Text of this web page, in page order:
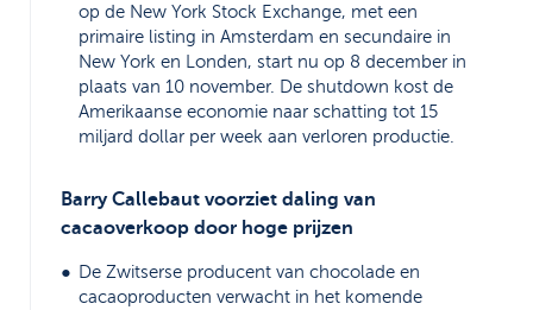
op de New York Stock Exchange, met een
primaire listing in Amsterdam en secundaire in
New York en Londen, start nu op 8 december in
plaats van 10 november. De shutdown kost de
Amerikaanse economie naar schatting tot 15
miljard dollar per week aan verloren productie.
Barry Callebaut voorziet daling van
cacaoverkoop door hoge prijzen
De Zwitserse producent van chocolade en
cacaoproducten verwacht in het komende